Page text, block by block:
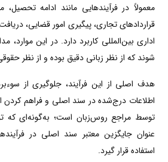
معمولاً در فرآیندهایی مانند ادامه
قراردادهای تجاری، پیگیری امور قضایی،
اداری بین‌المللی کاربرد دارد. در این موارد،
شوند که از نظر زبانی دقیق بوده و از نظر
هدف اصلی از این فرآیند، جلوگیری از
اطلاعات درج‌شده در سند اصلی و فراهم
توسط مراجع روس‌زبان است؛ به‌گونه‌ای که
عنوان جایگزین معتبر سند اصلی در
استفاده قرار گیرد.